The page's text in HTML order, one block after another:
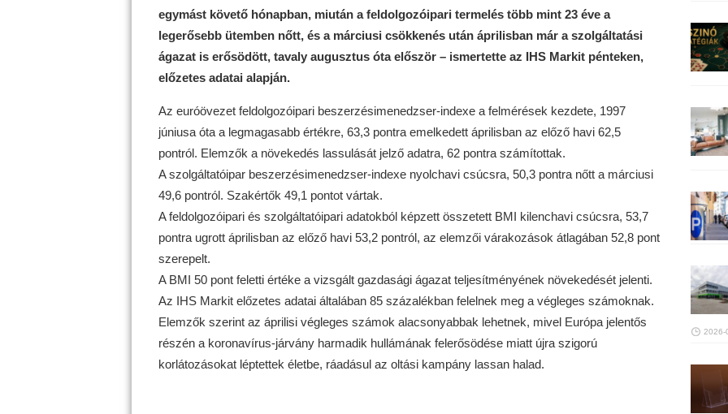
egymást követő hónapban, miután a feldolgozóipari termelés több mint 23 éve a
legerősebb ütemben nőtt, és a márciusi csökkenés után áprilisban már a szolgáltatási
ágazat is erősödött, tavaly augusztus óta először – ismertette az IHS Markit pénteken,
előzetes adatai alapján.
Az euróövezet feldolgozóipari beszerzésimenedzser-indexe a felmérések kezdete, 1997
júniusa óta a legmagasabb értékre, 63,3 pontra emelkedett áprilisban az előző havi 62,5
pontról. Elemzők a növekedés lassulását jelző adatra, 62 pontra számítottak.
A szolgáltatóipar beszerzésimenedzser-indexe nyolchavi csúcsra, 50,3 pontra nőtt a márciusi
49,6 pontról. Szakértők 49,1 pontot vártak.
A feldolgozóipari és szolgáltatóipari adatokból képzett összetett BMI kilenchavi csúcsra, 53,7
pontra ugrott áprilisban az előző havi 53,2 pontról, az elemzői várakozások átlagában 52,8 pont
szerepelt.
A BMI 50 pont feletti értéke a vizsgált gazdasági ágazat teljesítményének növekedését jelenti.
Az IHS Markit előzetes adatai általában 85 százalékban felelnek meg a végleges számoknak.
Elemzők szerint az áprilisi végleges számok alacsonyabbak lehetnek, mivel Európa jelentős
részén a koronavírus-járvány harmadik hullámának felerősödése miatt újra szigorú
korlátozásokat léptettek életbe, ráadásul az oltási kampány lassan halad.
2026-